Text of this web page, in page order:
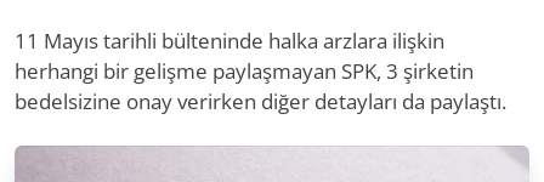
11 Mayıs tarihli bülteninde halka arzlara ilişkin
herhangi bir gelişme paylaşmayan SPK, 3 şirketin
bedelsizine onay verirken diğer detayları da paylaştı.